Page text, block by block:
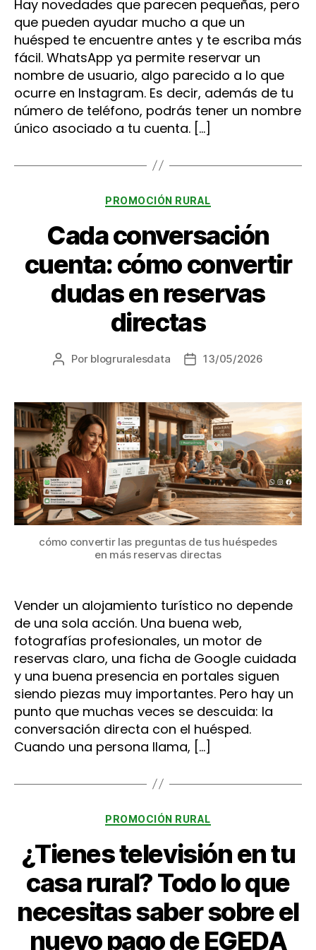
Hay novedades que parecen pequeñas, pero
que pueden ayudar mucho a que un
huésped te encuentre antes y te escriba más
fácil. WhatsApp ya permite reservar un
nombre de usuario, algo parecido a lo que
ocurre en Instagram. Es decir, además de tu
número de teléfono, podrás tener un nombre
único asociado a tu cuenta. […]
Categorías
PROMOCIÓN RURAL
Cada conversación
cuenta: cómo convertir
dudas en reservas
directas
Autor
entrada
Por blogruralesdata
Fecha
entrada
13/05/2026
cómo convertir las preguntas de tus huéspedes
en más reservas directas
Vender un alojamiento turístico no depende
de una sola acción. Una buena web,
fotografías profesionales, un motor de
reservas claro, una ficha de Google cuidada
y una buena presencia en portales siguen
siendo piezas muy importantes. Pero hay un
punto que muchas veces se descuida: la
conversación directa con el huésped.
Cuando una persona llama, […]
Categorías
PROMOCIÓN RURAL
¿Tienes televisión en tu
casa rural? Todo lo que
necesitas saber sobre el
nuevo pago de EGEDA